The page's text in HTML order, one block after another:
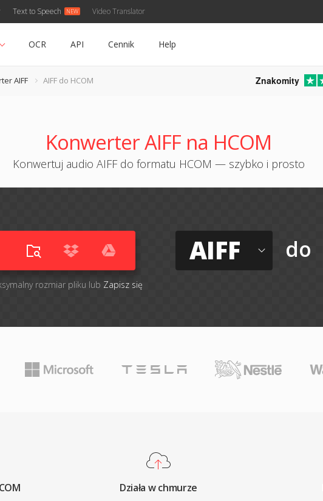
Text to Speech Video Translator
OCR API Cennik Help
AIFF AIFF do HCOM Znakomity
Konwerter AIFF na HCOM
Konwertuj audio AIFF do formatu HCOM — szybko i prosto
rozmiar pliku lub Zapisz się
AIFF do
Działa w chmurze